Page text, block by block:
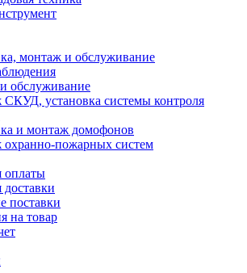
монтаж и обслуживание
обслуживание
установка системы контроля
и монтаж домофонов
пожарных систем
оплаты
доставки
поставки
на товар